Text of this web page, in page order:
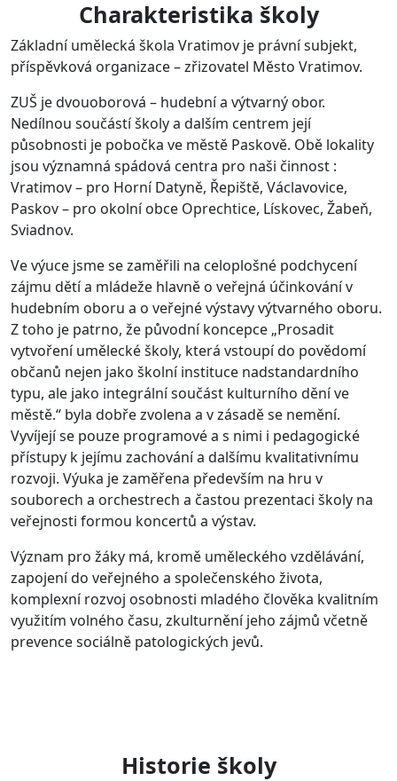
Charakteristika školy
Základní umělecká škola Vratimov je právní subjekt,
příspěvková organizace – zřizovatel Město Vratimov.
ZUŠ je dvouoborová – hudební a výtvarný obor.
Nedílnou součástí školy a dalším centrem její
působnosti je pobočka ve městě Paskově. Obě lokality
jsou významná spádová centra pro naši činnost :
Vratimov – pro Horní Datyně, Řepiště, Václavovice,
Paskov – pro okolní obce Oprechtice, Lískovec, Žabeň,
Sviadnov.
Ve výuce jsme se zaměřili na celoplošné podchycení
zájmu dětí a mládeže hlavně o veřejná účinkování v
hudebním oboru a o veřejné výstavy výtvarného oboru.
Z toho je patrno, že původní koncepce „Prosadit
vytvoření umělecké školy, která vstoupí do povědomí
občanů nejen jako školní instituce nadstandardního
typu, ale jako integrální součást kulturního dění ve
městě.“ byla dobře zvolena a v zásadě se nemění.
Vyvíjejí se pouze programové a s nimi i pedagogické
přístupy k jejímu zachování a dalšímu kvalitativnímu
rozvoji. Výuka je zaměřena především na hru v
souborech a orchestrech a častou prezentaci školy na
veřejnosti formou koncertů a výstav.
Význam pro žáky má, kromě uměleckého vzdělávání,
zapojení do veřejného a společenského života,
komplexní rozvoj osobnosti mladého člověka kvalitním
využitím volného času, zkulturnění jeho zájmů včetně
prevence sociálně patologických jevů.
Historie školy